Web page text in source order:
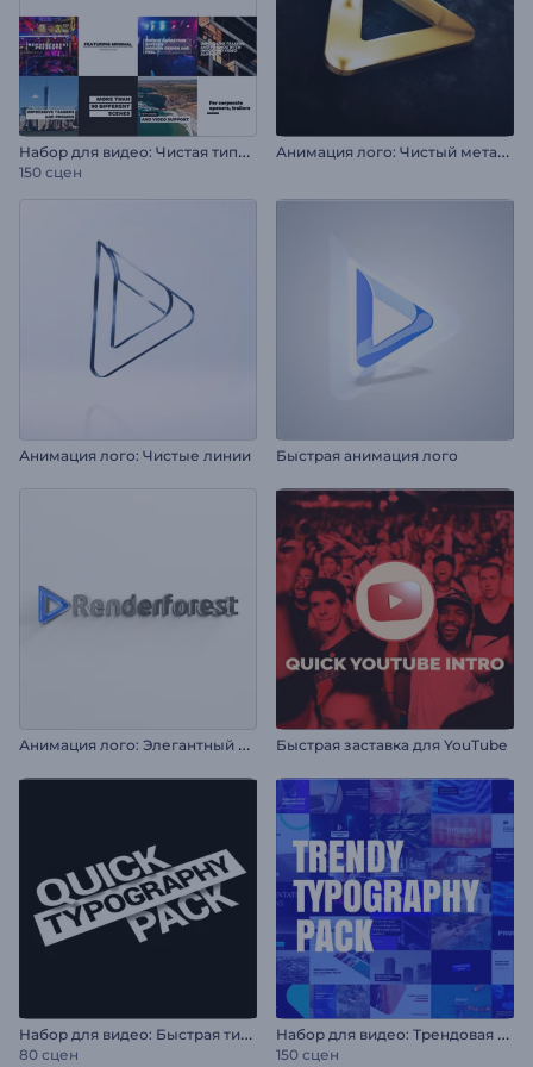
Н
абор для видео: Чистая типографика
150 сцен
А
нимация лого: Чистый металл
Анимация лого: Чистые линии Быстрая анимация лого
А
нимация лого: Элегантный блеск Быстрая заставка для YouTube
Н
абор для видео: Быстрая типографика
80 сцен
Н
абор для видео: Трендовая типографика
150 сцен